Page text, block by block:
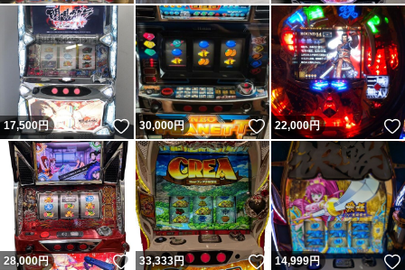
17,500円 いいね！
30,000円 いいね！
22,000円
28,000円 いいね！
33,333円 いいね！
14,999円